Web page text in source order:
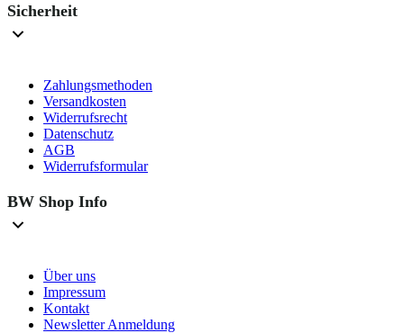
Sicherheit
Zahlungsmethoden
Versandkosten
Widerrufsrecht
Datenschutz
AGB
Widerrufsformular
BW Shop Info
Über uns
Impressum
Kontakt
Newsletter Anmeldung